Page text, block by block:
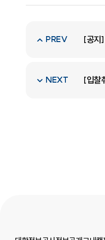
PREV [공지
NEXT [입찰